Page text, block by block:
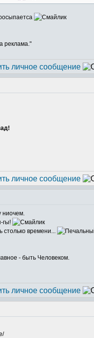
реклама."
ниочем.
столько времени...
- быть Человеком.